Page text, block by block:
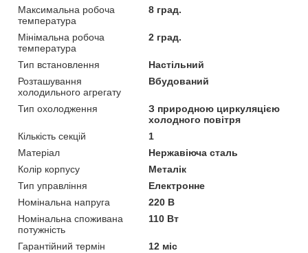
Максимальна робоча
температура
8 град.
Мінімальна робоча
температура
2 град.
Тип встановлення
Настільний
Розташування
холодильного агрегату
Вбудований
Тип охолодження
З природною циркуляцією
холодного повітря
Кількість секцій
1
Матеріал
Нержавіюча сталь
Колір корпусу
Металік
Тип управління
Електронне
Номінальна напруга
220 В
Номінальна споживана
потужність
110 Вт
Гарантійний термін
12 міс